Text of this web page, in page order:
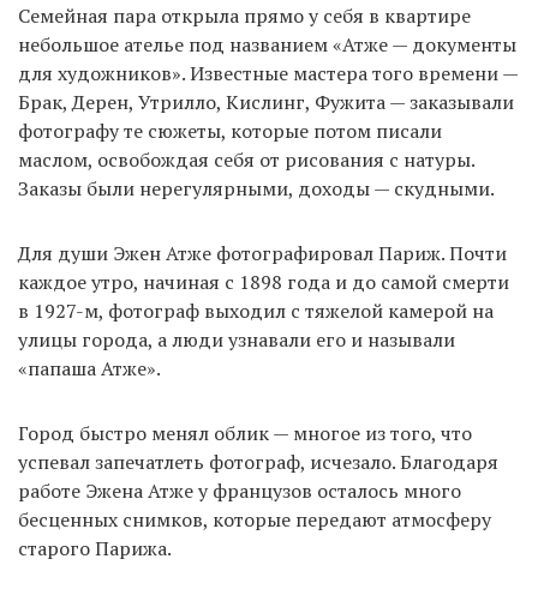
Семейная пара открыла прямо у себя в квартире
небольшое ателье под названием «Атже — документы
для художников». Известные мастера того времени —
Брак, Дерен, Утрилло, Кислинг, Фужита — заказывали
фотографу те сюжеты, которые потом писали
маслом, освобождая себя от рисования с натуры.
Заказы были нерегулярными, доходы — скудными.
Для души Эжен Атже фотографировал Париж. Почти
каждое утро, начиная с 1898 года и до самой смерти
в 1927-м, фотограф выходил с тяжелой камерой на
улицы города, а люди узнавали его и называли
«папаша Атже».
Город быстро менял облик — многое из того, что
успевал запечатлеть фотограф, исчезало. Благодаря
работе Эжена Атже у французов осталось много
бесценных снимков, которые передают атмосферу
старого Парижа.